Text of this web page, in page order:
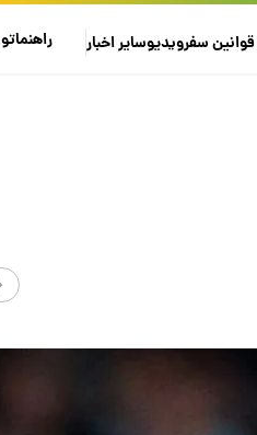
قوانین سفرویدیوسایراخبار راهنماتو